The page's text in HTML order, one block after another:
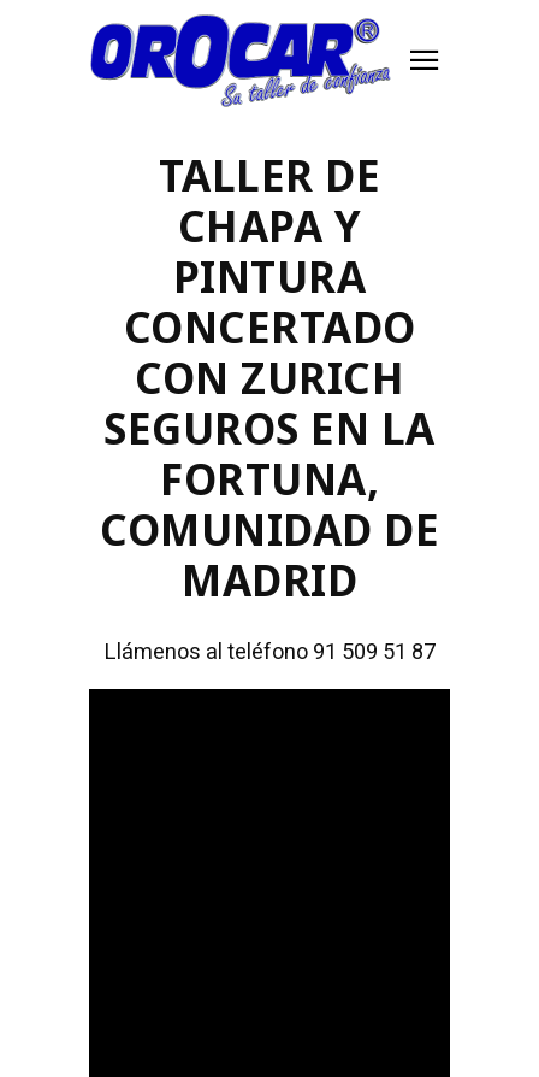
TALLER DE
CHAPA Y
PINTURA
CONCERTADO
CON ZURICH
SEGUROS EN LA
FORTUNA,
COMUNIDAD DE
MADRID
Llámenos al teléfono 91 509 51 87